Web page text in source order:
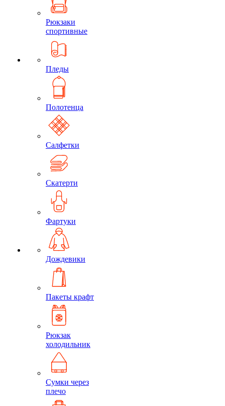
Рюкзаки
спортивные
Пледы
Полотенца
Салфетки
Скатерти
Фартуки
Дождевики
Пакеты крафт
Рюкзак
холодильник
Сумки через
плечо